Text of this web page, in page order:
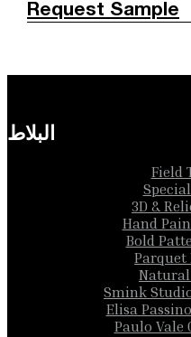
Request Sample
البلاط
Field
3D &
Hand
Bold
Parquet
Smink
Elisa
Paulo Vale